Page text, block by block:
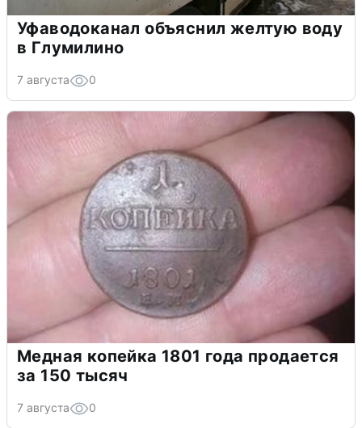
Уфаводоканал объяснил желтую воду
в Глумилино
7 августа 0
Медная копейка 1801 года продается
за 150 тысяч
7 августа 0